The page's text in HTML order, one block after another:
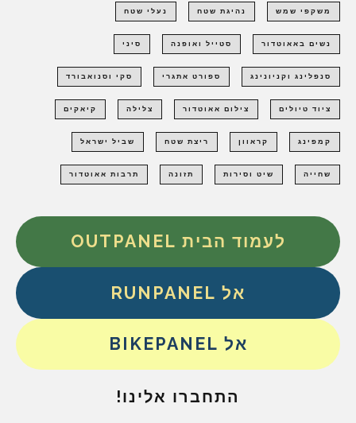
משקפי שמש נהיגת שטח נעלי שטח
נשים באאוטדור סטייל ואופנה סיני
סנפלינג וקניונינג ספורט אתגרי סקי וסנואבורד
ציוד טיולים צילום אאוטדור צלילה קיאקים
קמפינג קראוון ריצת שטח שביל ישראל
שחייה שיט וסירות תזונה תרבות אאוטדור
לעמוד הבית OUTPANEL
אל RUNPANEL
אל BIKEPANEL
התחברו אלינו!